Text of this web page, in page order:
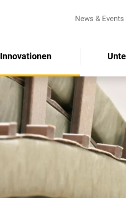
News & Events
Innovationen